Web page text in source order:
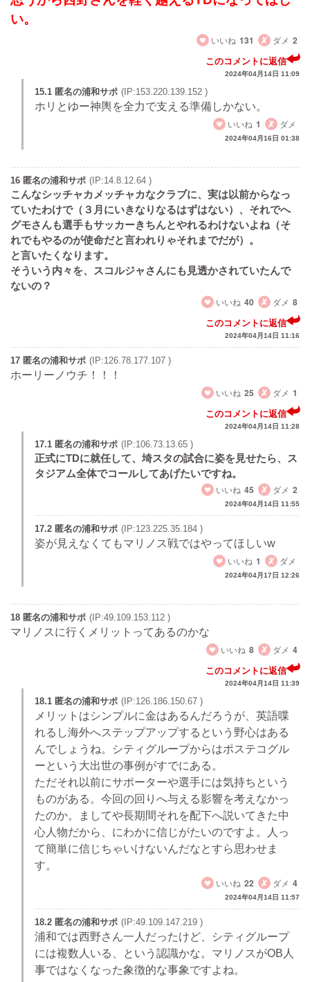
い。
いいね 131 ダメ 2
このコメントに返信
2024年04月14日 11:09
15.1 匿名の浦和サポ (IP:153.220.139.152 )
ホリとゆー神輿を全力で支える準備しかない。
いいね 1 ダメ
2024年04月16日 01:38
16 匿名の浦和サポ (IP:14.8.12.64 )
こんなシッチャカメッチャカなクラブに、実は以前からなっ
ていたわけで（３月にいきなりなるはずはない）、それでへ
グモさんも選手もサッカーきちんとやれるわけないよね（そ
れでもやるのが使命だと言われりゃそれまでだが）。
と言いたくなります。
そういう内々を、スコルジャさんにも見透かされていたんで
ないの？
いいね 40 ダメ 8
このコメントに返信
2024年04月14日 11:16
17 匿名の浦和サポ (IP:126.78.177.107 )
ホーリーノウチ！！！
いいね 25 ダメ 1
このコメントに返信
2024年04月14日 11:28
17.1 匿名の浦和サポ (IP:106.73.13.65 )
正式にTDに就任して、埼スタの試合に姿を見せたら、ス
タジアム全体でコールしてあげたいですね。
いいね 45 ダメ 2
2024年04月14日 11:55
17.2 匿名の浦和サポ (IP:123.225.35.184 )
姿が見えなくてもマリノス戦ではやってほしいw
いいね 1 ダメ
2024年04月17日 12:26
18 匿名の浦和サポ (IP:49.109.153.112 )
マリノスに行くメリットってあるのかな
いいね 8 ダメ 4
このコメントに返信
2024年04月14日 11:39
18.1 匿名の浦和サポ (IP:126.186.150.67 )
メリットはシンプルに金はあるんだろうが、英語喋
れるし海外へステップアップするという野心はある
んでしょうね。シティグループからはポステコグル
ーという大出世の事例がすでにある。
ただそれ以前にサポーターや選手には気持ちという
ものがある。今回の回りへ与える影響を考えなかっ
たのか。ましてや長期間それを配下へ説いてきた中
心人物だから、にわかに信じがたいのですよ。人っ
て簡単に信じちゃいけないんだなとすら思わせま
す。
いいね 22 ダメ 4
2024年04月14日 11:57
18.2 匿名の浦和サポ (IP:49.109.147.219 )
浦和では西野さん一人だったけど、シティグループ
には複数人いる、という認識かな。マリノスがOB人
事ではなくなった象徴的な事象ですよね。